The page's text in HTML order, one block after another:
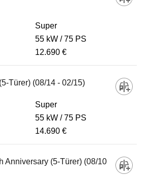
Super
55 kW
75 PS
12.690 €
Türer) (08/14 - 02/15)
Super
55 kW
75 PS
14.690 €
Anniversary (5-Türer) (08/10